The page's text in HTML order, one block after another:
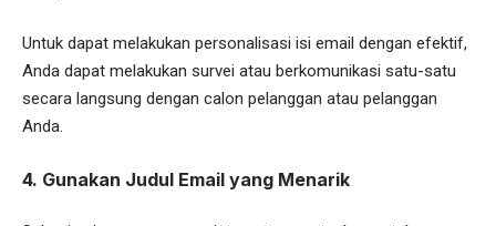
Untuk dapat melakukan personalisasi isi email dengan efektif,
Anda dapat melakukan survei atau berkomunikasi satu-satu
secara langsung dengan calon pelanggan atau pelanggan
Anda.
4. Gunakan Judul Email yang Menarik